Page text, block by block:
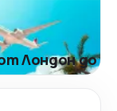
Лондон до